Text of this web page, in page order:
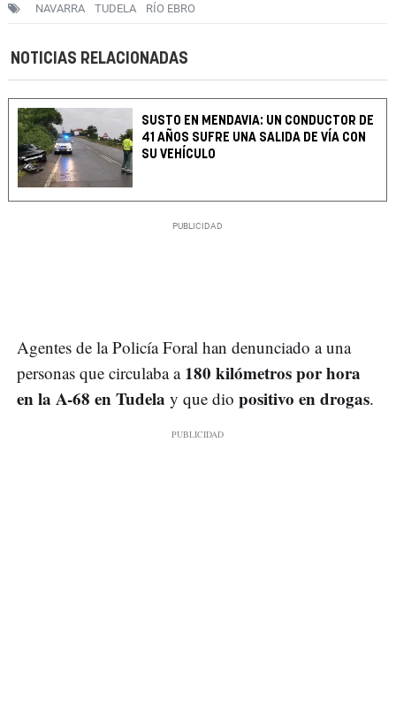
NAVARRA TUDELA RÍO EBRO
NOTICIAS RELACIONADAS
SUSTO EN MENDAVIA: UN CONDUCTOR DE
41 AÑOS SUFRE UNA SALIDA DE VÍA CON
SU VEHÍCULO
Agentes de la Policía Foral han denunciado a una
personas que circulaba a 180 kilómetros por hora
en la A-68 en Tudela y que dio positivo en drogas.